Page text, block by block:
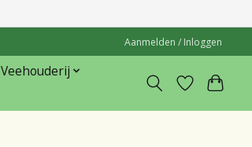
Aanmelden / Inloggen
Veehouderij